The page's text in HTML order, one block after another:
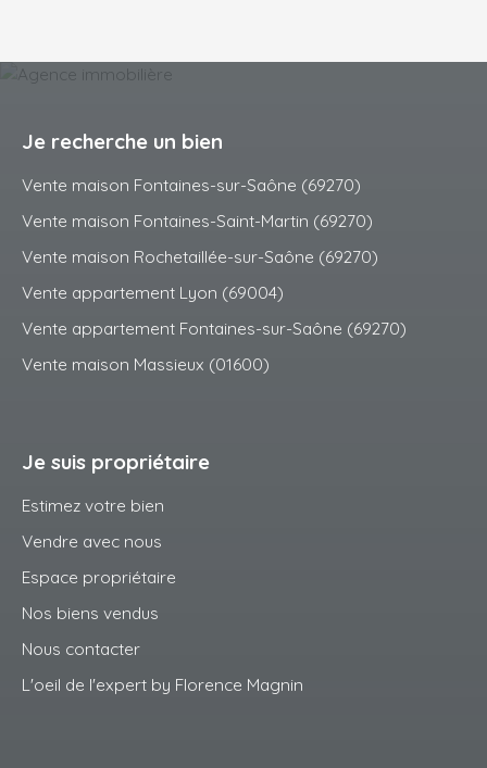
Je recherche un bien
Vente maison Fontaines-sur-Saône (69270)
Vente maison Fontaines-Saint-Martin (69270)
Vente maison Rochetaillée-sur-Saône (69270)
Vente appartement Lyon (69004)
Vente appartement Fontaines-sur-Saône (69270)
Vente maison Massieux (01600)
Je suis propriétaire
Estimez votre bien
Vendre avec nous
Espace propriétaire
Nos biens vendus
Nous contacter
L'oeil de l'expert by Florence Magnin